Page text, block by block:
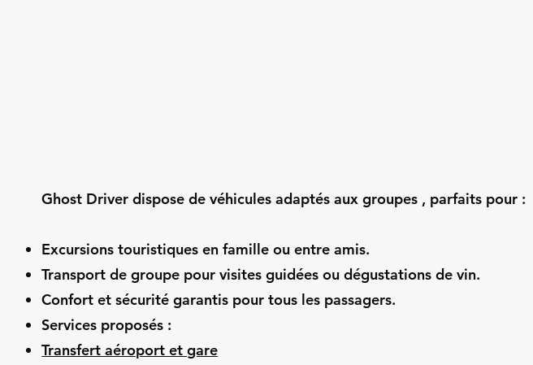
Ghost Driver dispose de véhicules adaptés aux groupes , parfaits pour :
Excursions touristiques en famille ou entre amis.
Transport de groupe pour visites guidées ou dégustations de vin.
Confort et sécurité garantis pour tous les passagers.
Services proposés :
Transfert aéroport et gare